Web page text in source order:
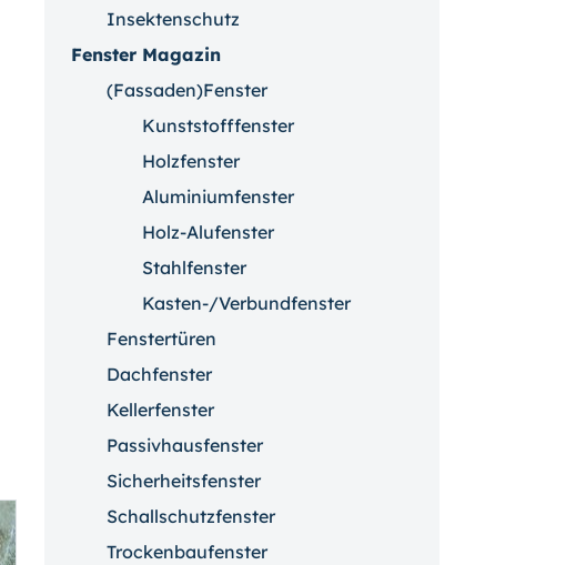
Insektenschutz
Fenster Magazin
(Fassaden)Fenster
Kunststofffenster
Holzfenster
Aluminiumfenster
Holz-Alufenster
Stahlfenster
Kasten-/Verbundfenster
Fenstertüren
Dachfenster
Kellerfenster
Passivhausfenster
Sicherheitsfenster
Schallschutzfenster
Trockenbaufenster